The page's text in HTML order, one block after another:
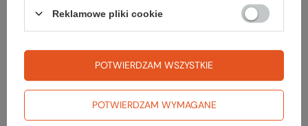
Napisz swoją opinię
5/5
Reklamowe pliki cookie
POTWIERDZAM WYMAGANE
POTWIERDZAM WSZYSTKIE